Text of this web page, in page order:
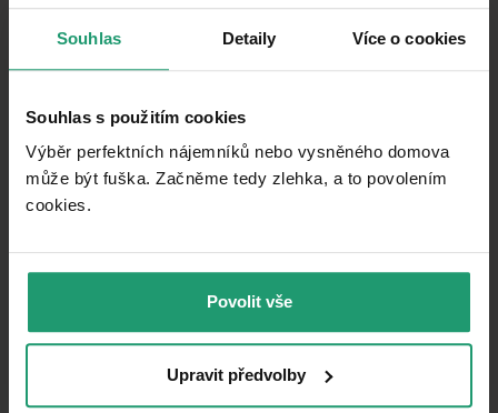
Souhlas Detaily Více o cookies
Souhlas s použitím cookies
Výběr perfektních nájemníků nebo vysněného domova
může být fuška. Začněme tedy zlehka, a to povolením
cookies.​
Povolit vše
Upravit předvolby
neváhejte kontaktovat.
Parametre nehnuteľnosti
DOSTUPNÉ OD 1. 7. 2026
KONŠTRUKCIA BUDOVY
VYBAVENÉ Čiastočne
VLASTNÍCTVO Osobné
POLOHA DOMU